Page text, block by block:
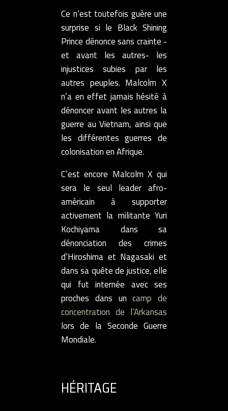
Ce n’est toutefois guère une
surprise si le Black Shining
Prince dénonce sans crainte -
et avant les autres- les
injustices subies par les
autres peuples. Malcolm X
n’a en effet jamais hésité à
dénoncer avant les autres la
guerre au Vietnam, ainsi que
les différentes guerres de
colonisation en Afrique.
C’est encore Malcolm X qui
sera le seul leader afro-
américain à supporter
activement la militante Yuri
Kochiyama dans sa
dénonciation des crimes
d’Hiroshima et Nagasaki et
dans sa quête de justice, elle
qui fut internée avec ses
proches dans uncamp de
concentration de l’Arkansas
lors de la Seconde Guerre
Mondiale.
HÉRITAGE